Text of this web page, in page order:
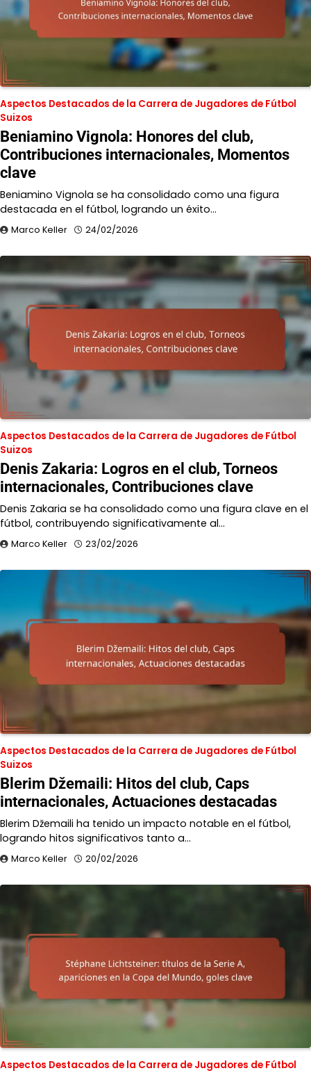
Aspectos Destacados de la Carrera de Jugadores de Fútbol
Suizos
Beniamino Vignola: Honores del club,
Contribuciones internacionales, Momentos
clave
Beniamino Vignola se ha consolidado como una figura
destacada en el fútbol, logrando un éxito…
Marco Keller 24/02/2026
Aspectos Destacados de la Carrera de Jugadores de Fútbol
Suizos
Denis Zakaria: Logros en el club, Torneos
internacionales, Contribuciones clave
Denis Zakaria se ha consolidado como una figura clave en el
fútbol, contribuyendo significativamente al…
Marco Keller 23/02/2026
Aspectos Destacados de la Carrera de Jugadores de Fútbol
Suizos
Blerim Džemaili: Hitos del club, Caps
internacionales, Actuaciones destacadas
Blerim Džemaili ha tenido un impacto notable en el fútbol,
logrando hitos significativos tanto a…
Marco Keller 20/02/2026
Aspectos Destacados de la Carrera de Jugadores de Fútbol